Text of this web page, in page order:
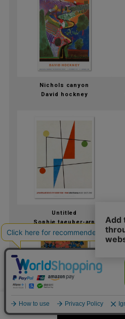
数量 カー
Nichols canyon
David hockney
Untitled
Sophie taeuber-arp